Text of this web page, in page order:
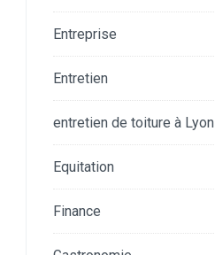
Entreprise
Entretien
entretien de toiture à Lyon
Equitation
Finance